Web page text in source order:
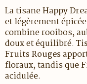
La tisaneHappy
et légèrement
combine rooibos,
doux et équilibré.
Fruits Rouges
floraux, tandis que
acidulée.